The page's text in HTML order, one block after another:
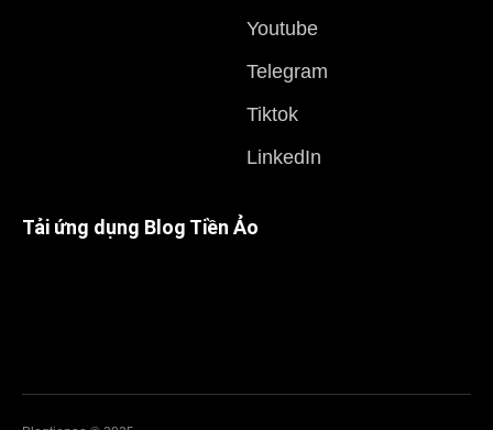
Youtube
Telegram
Tiktok
LinkedIn
Tải ứng dụng Blog Tiền Ảo